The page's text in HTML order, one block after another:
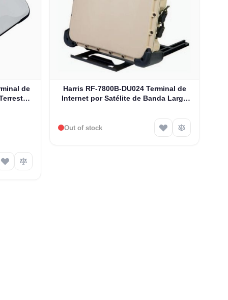
de
Harris RF-7800B-DU024 Terminal de
Internet por Satélite de Banda Larga
Out of stock